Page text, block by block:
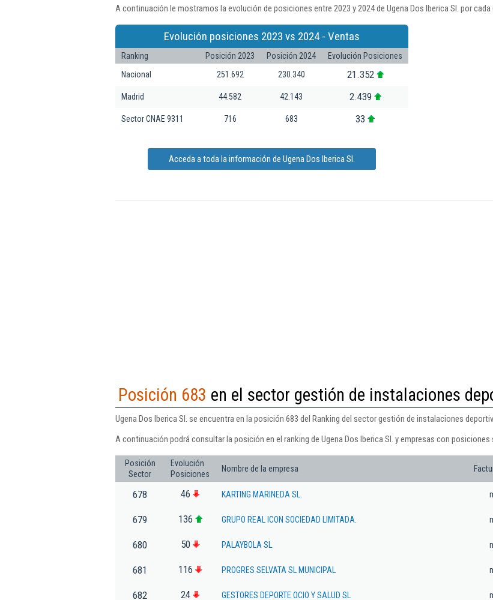
A continuación le mostramos la evolución de posiciones entre 2023 y 2024 de Ugena Dos Iberica Sl. por
Evolución posiciones 2023 vs 2024 - Ventas
Ranking Posición 2023 Posición 2024
Evolución Posiciones
Nacional
251.692 230.340 21.352
Madrid 44.582 42.143 2.439
Sector CNAE 9311 716 683 33
Acceda a toda la información de Ugena Dos Iberica Sl.
Posición 683 en el sector gestión de instalaciones
Ugena Dos Iberica Sl. se encuentra en la posición 683 del Ranking del sector gestión de instalaciones
A continuación podrá consultar la posición en el ranking de Ugena Dos Iberica Sl. y empresas con posiciones
Posición
Sector
Evolución
Posiciones
Nombre de la empresa
678 46 KARTING MARINEDA SL.
679 136 GRUPO REAL ICON SOCIEDAD LIMITADA.
680 50 PALAYBOLA SL.
681 116 PROGRES SELVATA SL MUNICIPAL
682 24 GESTORES DEPORTE OCIO Y SALUD SL